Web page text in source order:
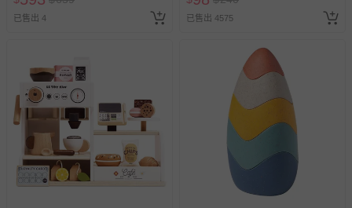
已售出 4 已售出 4575